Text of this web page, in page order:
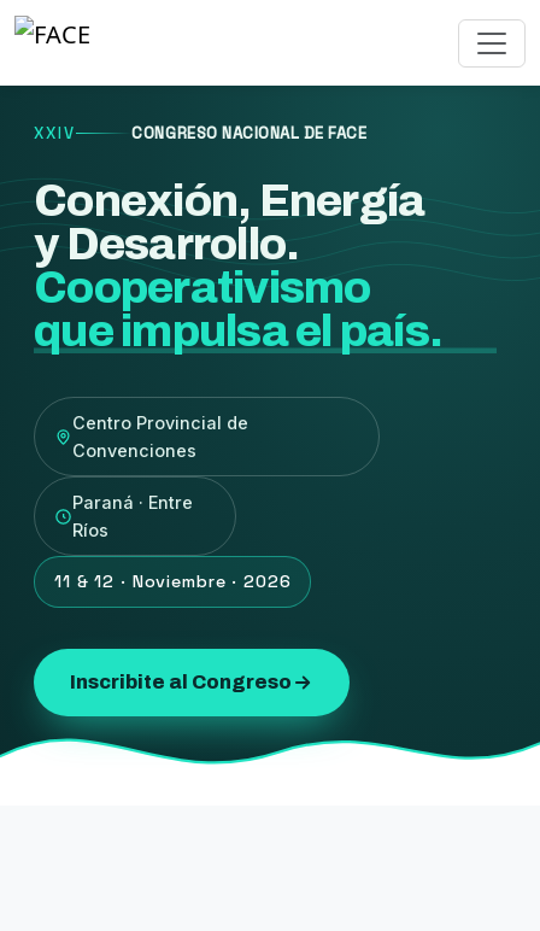
XXIV CONGRESO NACIONAL DE FACE
Conexión, Energía
y Desarrollo.
Cooperativismo
que impulsa el país.
Centro Provincial de
Convenciones
Paraná · Entre
Ríos
11 & 12 · Noviembre · 2026
Inscribite al Congreso